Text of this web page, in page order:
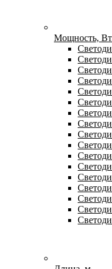
Мощность,